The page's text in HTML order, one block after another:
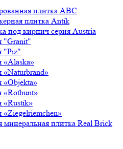
плитка ABC
плитка Antik
под кирпич серия Austria
"Granit"
"Piz"
«Alaska»
«Naturbrand»
«Objekta»
«Rotbunt»
«Rustik»
«Ziegelriemchen»
минеральная плитка Real Brick